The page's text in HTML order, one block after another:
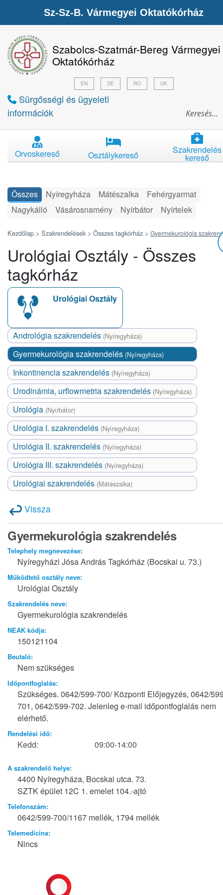
Szabolcs-Szatmár-Bereg Vármegyei
Oktatókórház
Sürgősségi és ügyeleti
információk
EN DE RO UK
Orvoskereső Osztálykereső Szakrendelés
kereső
Összes Nyíregyháza Mátészalka
Fehérgyarmat
Nagykálló
Vásárosnamény Nyírbátor Nyírtelek
Kezdőlap > Szakrendelések > Összes tagkórház > Gyermekurológia
Urológiai Osztály - Összes
tagkórház
Urológiai Osztály
Andrológia szakrendelés (Nyíregyháza)
Gyermekurológia szakrendelés (Nyíregyháza)
Inkontinencia szakrendelés (Nyíregyháza)
Urodinámia, urflowmetria szakrendelés (Nyíregyháza)
Urológia (Nyírbátor)
Urológia I. szakrendelés (Nyíregyháza)
Urológia II. szakrendelés (Nyíregyháza)
Urológia III. szakrendelés (Nyíregyháza)
Urológiai szakrendelés (Mátészalka)
Vissza
Gyermekurológia szakrendelés
Telephely megnevezése:
Nyíregyházi Jósa András Tagkórház (Bocskai u. 73.)
Működtető osztály neve:
Urológiai Osztály
Szakrendelés neve:
Gyermekurológia szakrendelés
NEAK kódja:
150121104
Beutaló:
Nem szükséges
Időpontfoglalás:
Szükséges. 0642/599-700/ Központi Előjegyzés, 0642/
701, 0642/599-702. Jelenleg e-mail időpontfoglalás nem
elérhető.
Rendelési idő:
Kedd: 09:00-14:00
A szakrendelő helye:
4400 Nyíregyháza, Bocskai utca. 73.
SZTK épület 12C 1. emelet 104.-ajtó
Telefonszám:
0642/599-700/1167 mellék, 1794 mellék
Telemedicina:
Nincs
Sz-Sz-B. Vármegyei Oktatókórház